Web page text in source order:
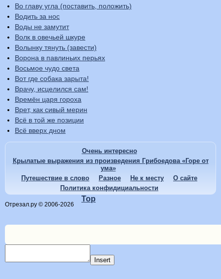
Во главу угла (поставить, положить)
Водить за нос
Воды не замутит
Волк в овечьей шкуре
Волынку тянуть (завести)
Ворона в павлиньих перьях
Восьмое чудо света
Вот где собака зарыта!
Врачу, исцелился сам!
Времён царя гороха
Врет, как сивый мерин
Всё в той же позиции
Всё вверх дном
Очень интересно
Крылатые выражения из произведения Грибоедова «Горе от
ума»
Путешествие в слово
Разное Не к месту
О сайте
Политика конфидициальности
Отрезал.ру © 2006-2026
Top
Insert